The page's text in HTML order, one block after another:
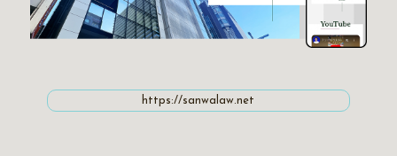
https://sanwalaw.net